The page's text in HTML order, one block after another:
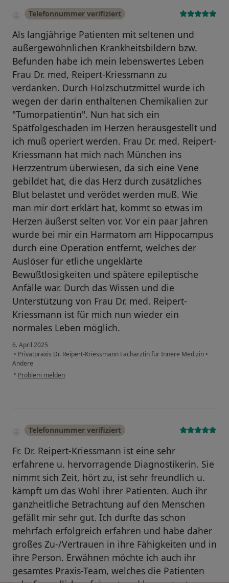
Telefonnummer verifiziert
Als langjährige Patienten mit seltenen und
außergewöhnlichen Krankheitsbildern bzw.
Befunden habe ich mein lebenswertes Leben
Frau Dr. med, Reipert-Kriessmann zu
verdanken. Durch Holzschutzmittel wurde ich
wegen der darin enthaltenen Chemikalien zur
"Tumorpatientin". Nun hat sich ein
Spätfolgeschaden im Herzen herausgestellt und
ich muß operiert werden. Frau Dr. med. Reipert-
Kriessmann hat mich nach München ins
Herzzentrum überwiesen, da sich eine Vene
gebildet hat, die das Herz durch zusätzliches
Blut belastet und verödet werden muß. Wie
man mir dort erklärt hat, kommt so etwas im
Herzen äußerst selten vor. Vor ein paar Jahren
wurde bei mir ein Harmatom am Hippocampus
durch eine Operation entfernt, welches der
Auslöser für etliche ungeklärte
Bewußtlosigkeiten und spätere epileptische
Anfälle war. Durch das Wissen und die
Unterstützung von Frau Dr. med. Reipert-
Kriessmann ist für mich nun wieder ein
normales Leben möglich.
6. April 2025
• Privatpraxis Dr. Reipert-Kriessmann Fachärztin für Innere Medizin •
Andere
• Problem melden
Telefonnummer verifiziert
Fr. Dr. Reipert-Kriessmann ist eine sehr
erfahrene u. hervorragende Diagnostikerin. Sie
nimmt sich Zeit, hört zu, ist sehr freundlich u.
kämpft um das Wohl ihrer Patienten. Auch ihr
ganzheitliche Betrachtung auf den Menschen
gefällt mir sehr gut. Ich durfte das schon
mehrfach erfolgreich erfahren und habe daher
großes Zu-/Vertrauen in ihre Fähigkeiten und in
ihre Person. Erwähnen möchte ich auch ihr
gesamtes Praxis-Team, welches die Patienten